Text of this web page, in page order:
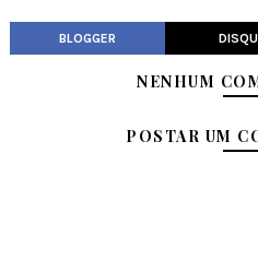
BLOGGER
NENHUM
POSTAR UM